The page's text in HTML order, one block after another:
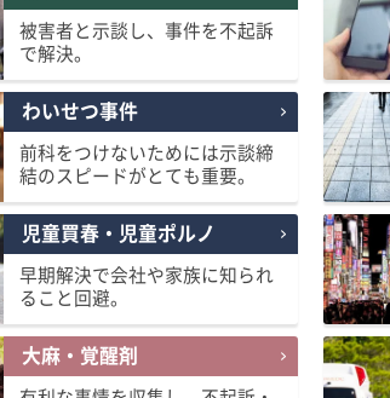
アクセス
解決実績
ご依頼者から
無料相談の
被害者と示談し、事件を不起訴
で解決。
わいせつ事件
前科をつけないためには示談締
結のスピードがとても重要。
児童買春・児童ポルノ
早期解決で会社や家族に知られ
ること回避。
大麻・覚醒剤